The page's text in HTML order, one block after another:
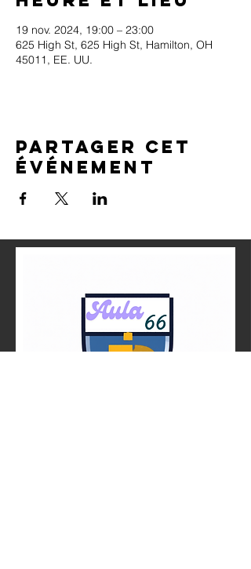
19 nov. 2024, 19:00 – 23:00
625 High St, 625 High St, Hamilton, OH
45011, EE. UU.
Partager cet
événement